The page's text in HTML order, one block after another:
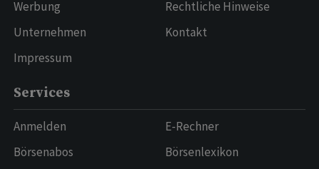
Werbung
Unternehmen
Impressum
Rechtliche Hinweise
Kontakt
Services
Anmelden
Börsenabos
E-Rechner
Börsenlexikon